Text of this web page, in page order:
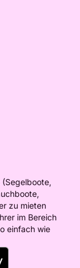
zu mieten
im Bereich
einfach wie